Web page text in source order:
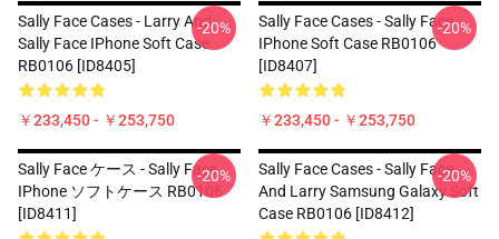
Sally Face Cases - Larry And
Sally Face IPhone Soft Case
RB0106 [ID8405]
￥233,450 - ￥253,750
-20%
Sally Face Cases - Sally Face
IPhone Soft Case RB0106
[ID8407]
￥233,450 - ￥253,750
-20%
Sally Face ケース - Sally Face
IPhone ソフトケース RB0106
[ID8411]
-20%
Sally Face Cases - Sally Face
And Larry Samsung Galaxy Soft
Case RB0106 [ID8412]
-20%